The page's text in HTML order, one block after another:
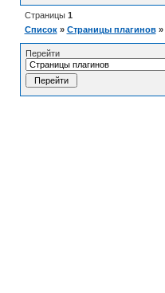
Страницы 1
Список » Страницы плагинов »
Перейти